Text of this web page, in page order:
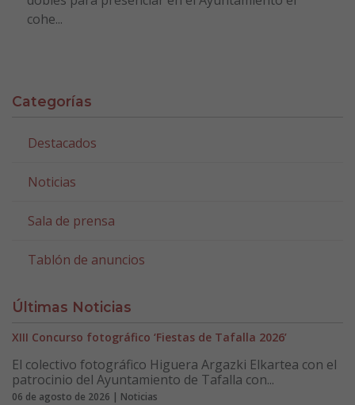
cohe...
Categorías
Destacados
Noticias
Sala de prensa
Tablón de anuncios
Últimas Noticias
XIII Concurso fotográfico ‘Fiestas de Tafalla 2026’
El colectivo fotográfico Higuera Argazki Elkartea con el
patrocinio del Ayuntamiento de Tafalla con...
06 de agosto de 2026 | Noticias